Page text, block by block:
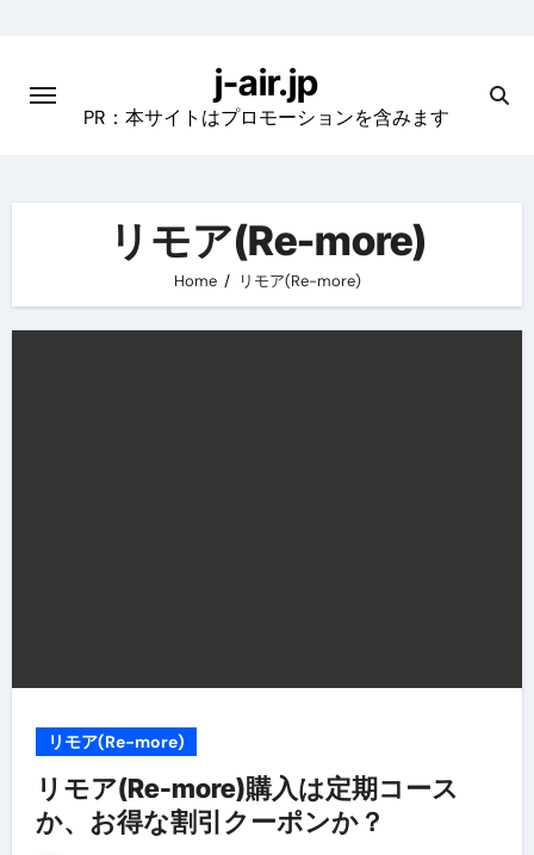
content
j-air.jp
PR：本サイトはプロモーションを含みます
リモア(Re-more)
Home リモア(Re-more)
リモア(Re-more)
リモア(Re-more)購入は定期コース
か、お得な割引クーポンか？